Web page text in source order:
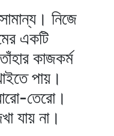
নিজে
একটি
কাজকর্ম
পায়।
তেরো।
যায় না।